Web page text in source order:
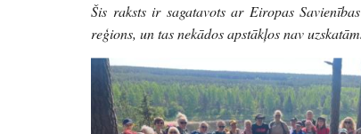
Šis raksts ir sagatavots ar Eiropas
reģions, un tas nekādos apstākļos nav